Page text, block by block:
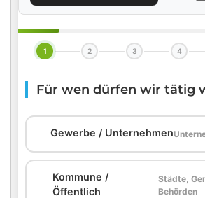
1 2 3 4
Für wen dürfen wir tätig
Gewerbe / Unternehmen
Kommune /
Öffentlich
Städte,
Behörden